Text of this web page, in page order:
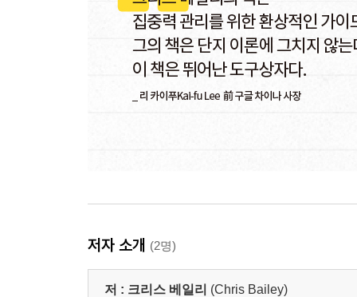
저자 소개 (2명)
저 : 크리스 베일리 (Chris Bailey)